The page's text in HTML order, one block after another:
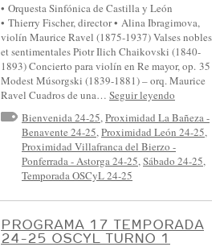
• Orquesta Sinfónica de Castilla y León
• Thierry Fischer, director • Alina Ibragimova,
violín Maurice Ravel (1875-1937) Valses nobles
et sentimentales Piotr Ilich Chaikovski (1840-
1893) Concierto para violín en Re mayor, op. 35
Modest Músorgski (1839-1881) – orq. Maurice
Ravel Cuadros de una… Seguir leyendo
Bienvenida 24-25,Proximidad La Bañeza -
Benavente 24-25,Proximidad León 24-25,
Proximidad Villafranca del Bierzo -
Ponferrada - Astorga 24-25,Sábado 24-25,
Temporada OSCyL 24-25
PROGRAMA 17 TEMPORADA
24-25 OSCYL TURNO 1